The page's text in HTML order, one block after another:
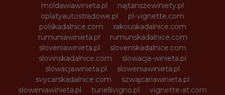
moldawiawinieta.pl
najtanszewiniety.pl
oplatyautostradowe.pl
pl-vignette.com
polskadalnice.com
rakouskadalnice.com
rumuniawinieta.pl
rumunskadalnice.com
sloveniawinieta.pl
slovenskadalnice.com
slovinskadalnice.com
slowacja-winieta.pl
slowacjawinieta.pl
sloweniawinieta.pl
svycarskadalnice.com
szwajcariawinieta.pl
słoweniawinieta.pl
tunellivigno.pl
vignette-at.com